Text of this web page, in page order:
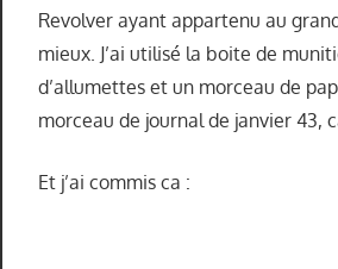
Revolver ayant appartenu au
mieux. J’ai utilisé la boite de
d’allumettes et un morceau de
morceau de journal de janvier 43,
Et j’ai commis ca :